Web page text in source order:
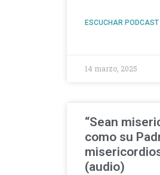
ESCUCHAR
14 marzo, 2025
“Sean
como su
(audio)